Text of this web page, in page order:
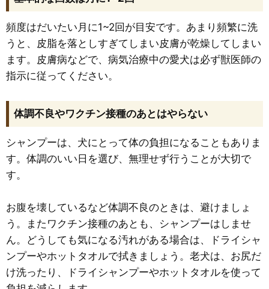
頻度はだいたい月に1~2回が目安です。あまり頻繁に洗
うと、皮脂を落としすぎてしまい皮膚が乾燥してしまい
ます。皮膚病などで、病気治療中の愛犬は必ず獣医師の
指示に従ってください。
体調不良やワクチン接種のあとはやらない
シャンプーは、犬にとって体の負担になることもありま
す。体調のいい日を選び、無理せず行うことが大切で
す。
お腹を壊しているなど体調不良のときは、避けましょ
う。またワクチン接種のあとも、シャンプーはしませ
ん。どうしても気になる汚れがある場合は、ドライシャ
ンプーやホットタオルで拭きましょう。老犬は、お尻だ
け洗ったり、ドライシャンプーやホットタオルを使って